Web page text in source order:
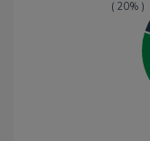
( 20% )